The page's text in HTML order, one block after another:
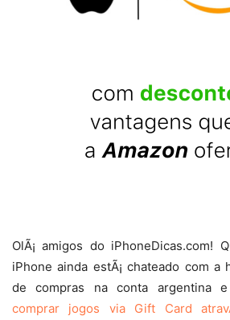
OlÃ¡ amigos do iPhoneDicas.com!
iPhone ainda estÃ¡ chateado com a
de compras na conta argentina
comprar jogos via Gift Card